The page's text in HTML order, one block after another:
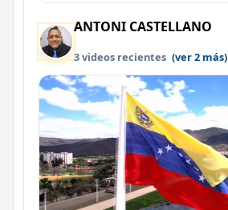
ANTONI CASTELLANO
3 videos recientes (ver 2 más)